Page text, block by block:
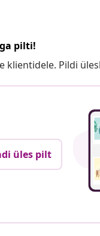
pilti!
Pildi
üles pilt